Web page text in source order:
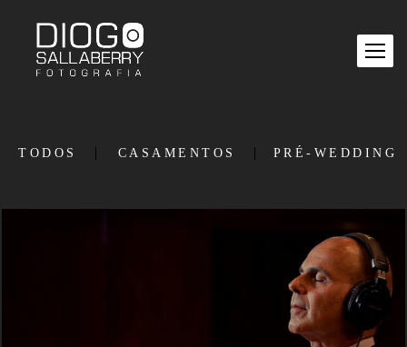
TODOS CASAMENTOS PRÉ-WEDDING